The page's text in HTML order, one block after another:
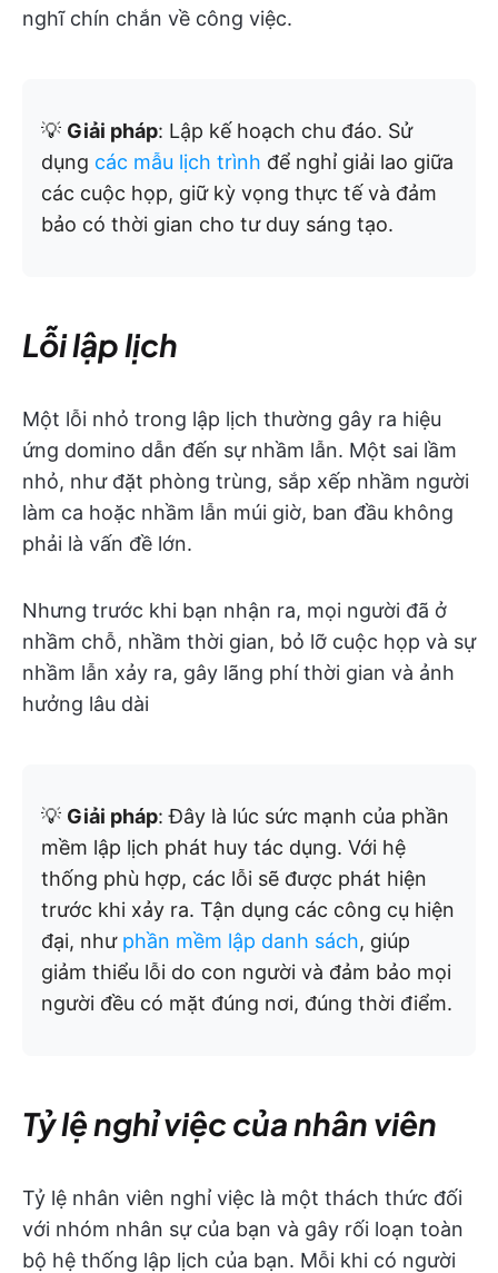
nghĩ chín chắn về công việc.
💡 Giải pháp: Lập kế hoạch chu đáo. Sử
dụng các mẫu lịch trình để nghỉ giải lao giữa
các cuộc họp, giữ kỳ vọng thực tế và đảm
bảo có thời gian cho tư duy sáng tạo.
Lỗi lập lịch
Một lỗi nhỏ trong lập lịch thường gây ra hiệu
ứng domino dẫn đến sự nhầm lẫn. Một sai lầm
nhỏ, như đặt phòng trùng, sắp xếp nhầm người
làm ca hoặc nhầm lẫn múi giờ, ban đầu không
phải là vấn đề lớn.
Nhưng trước khi bạn nhận ra, mọi người đã ở
nhầm chỗ, nhầm thời gian, bỏ lỡ cuộc họp và sự
nhầm lẫn xảy ra, gây lãng phí thời gian và ảnh
hưởng lâu dài
💡 Giải pháp: Đây là lúc sức mạnh của phần
mềm lập lịch phát huy tác dụng. Với hệ
thống phù hợp, các lỗi sẽ được phát hiện
trước khi xảy ra. Tận dụng các công cụ hiện
đại, như phần mềm lập danh sách, giúp
giảm thiểu lỗi do con người và đảm bảo mọi
người đều có mặt đúng nơi, đúng thời điểm.
Tỷ lệ nghỉ việc của nhân viên
Tỷ lệ nhân viên nghỉ việc là một thách thức đối
với nhóm nhân sự của bạn và gây rối loạn toàn
bộ hệ thống lập lịch của bạn. Mỗi khi có người